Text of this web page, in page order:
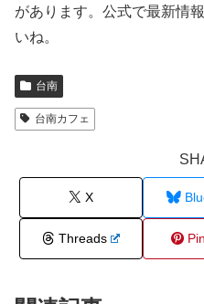
があります。公式で最新情
いね。
台南
台南カフェ
X
Threads